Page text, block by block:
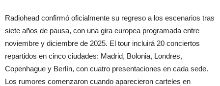
Radiohead confirmó oficialmente su regreso a los escenarios tras
siete años de pausa, con una gira europea programada entre
noviembre y diciembre de 2025. El tour incluirá 20 conciertos
repartidos en cinco ciudades: Madrid, Bolonia, Londres,
Copenhague y Berlín, con cuatro presentaciones en cada sede.
Los rumores comenzaron cuando aparecieron carteles en